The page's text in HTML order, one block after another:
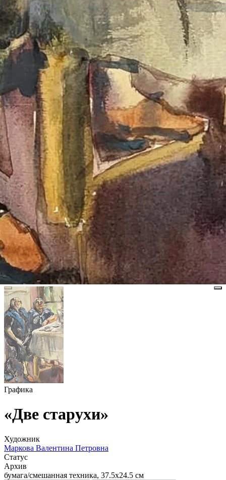
Графика
«Две старухи»
Художник
Маркова Валентина Петровна
Статус
Архив
бумага/смешанная техника, 37.5х24.5 см